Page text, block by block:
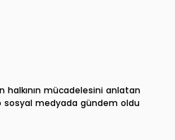
halkının mücadelesini anlatan
sosyal medyada gündem oldu